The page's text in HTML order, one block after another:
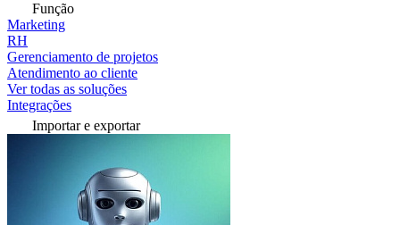
Função
Marketing
RH
Gerenciamento de projetos
Atendimento ao cliente
Ver todas as soluções
Integrações
Importar e exportar